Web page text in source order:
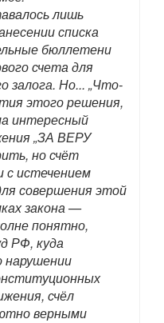
лишь
списка
бюллетени
счета для
залога. Но... „Что-
этого решения,
интересный
„ЗА ВЕРУ
но счёт
с истечением
совершения этой
закона —
понятно,
РФ, куда
нарушении
счёл
верными